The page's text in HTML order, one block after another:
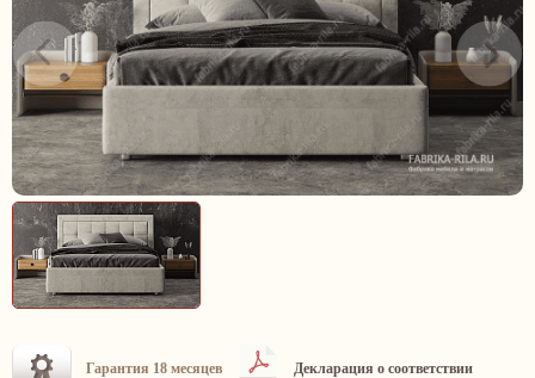
Гарантия 18 месяцев Декларация о соответствии